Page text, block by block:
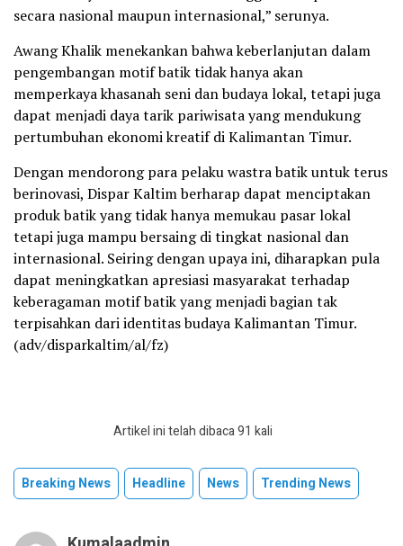
secara nasional maupun internasional,” serunya.
Awang Khalik menekankan bahwa keberlanjutan dalam
pengembangan motif batik tidak hanya akan
memperkaya khasanah seni dan budaya lokal, tetapi juga
dapat menjadi daya tarik pariwisata yang mendukung
pertumbuhan ekonomi kreatif di Kalimantan Timur.
Dengan mendorong para pelaku wastra batik untuk terus
berinovasi, Dispar Kaltim berharap dapat menciptakan
produk batik yang tidak hanya memukau pasar lokal
tetapi juga mampu bersaing di tingkat nasional dan
internasional. Seiring dengan upaya ini, diharapkan pula
dapat meningkatkan apresiasi masyarakat terhadap
keberagaman motif batik yang menjadi bagian tak
terpisahkan dari identitas budaya Kalimantan Timur.
(adv/disparkaltim/al/fz)
Artikel ini telah dibaca 91 kali
Breaking News Headline News Trending News